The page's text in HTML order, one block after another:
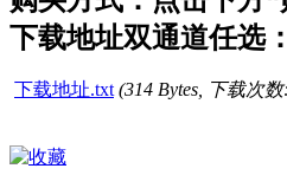
下载地址双通道任选
下载地址.txt (314 Bytes, 下载次